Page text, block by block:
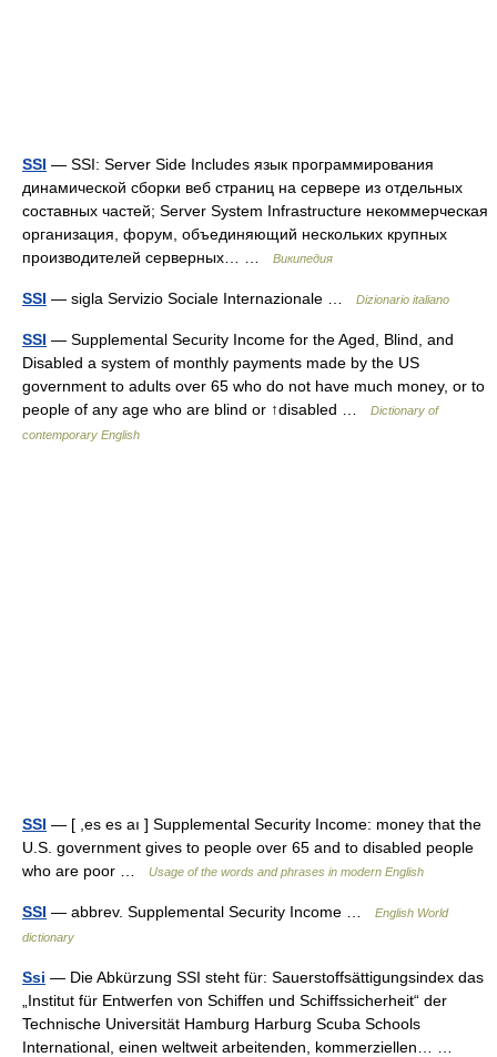
SSI — SSI: Server Side Includes язык программирования
динамической сборки веб страниц на сервере из отдельных
составных частей; Server System Infrastructure некоммерческая
организация, форум, объединяющий нескольких крупных
производителей серверных… …
Википедия
SSI — sigla Servizio Sociale Internazionale … Dizionario italiano
SSI — Supplemental Security Income for the Aged, Blind, and
Disabled a system of monthly payments made by the US
government to adults over 65 who do not have much money, or to
people of any age who are blind or ↑disabled …
Dictionary of
contemporary English
SSI — [ ,es es aı ] Supplemental Security Income: money that the
U.S. government gives to people over 65 and to disabled people
who are poor …
Usage of the words and phrases in modern English
SSI — abbrev. Supplemental Security Income …
English World
dictionary
Ssi — Die Abkürzung SSI steht für: Sauerstoffsättigungsindex das
„Institut für Entwerfen von Schiffen und Schiffssicherheit“ der
Technische Universität Hamburg Harburg Scuba Schools
International, einen weltweit arbeitenden, kommerziellen… …